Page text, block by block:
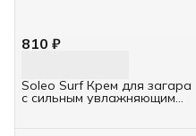
810 ₽
Soleo Surf Крем для загара
с сильным увлажняющим